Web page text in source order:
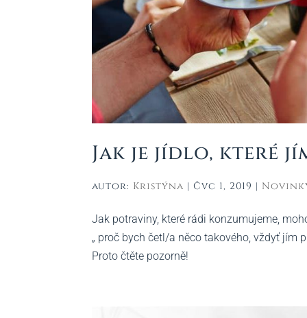
Jak je jídlo, které
autor: Kristýna |Čvc 1, 2019 |
Jak potraviny, které rádi konzumujeme,
„ proč bych četl/a něco takového, vždyť jím
Proto čtěte pozorně!